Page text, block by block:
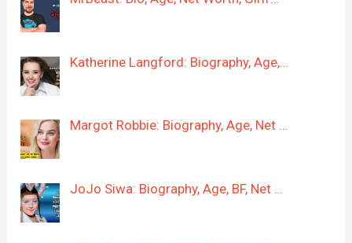
Katherine Langford: Biography, Age,…
Margot Robbie: Biography, Age, Net …
JoJo Siwa: Biography, Age, BF, Net …